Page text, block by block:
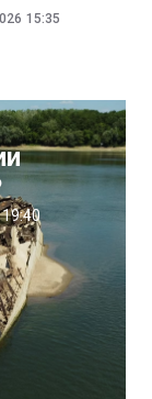
15:35
19:40